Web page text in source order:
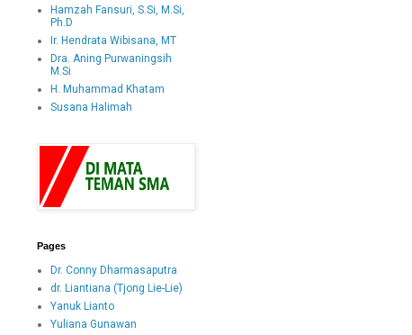
Hamzah Fansuri, S.Si, M.Si,
Ph.D
Ir. Hendrata Wibisana, MT
Dra. Aning Purwaningsih
M.Si
H. Muhammad Khatam
Susana Halimah
Pages
Dr. Conny Dharmasaputra
dr. Liantiana (Tjong Lie-Lie)
Yanuk Lianto
Yuliana Gunawan